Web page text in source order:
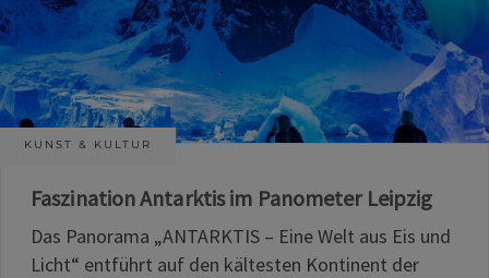
KUNST & KULTUR
Faszination Antarktis im Panometer Leipzig
Das Panorama „ANTARKTIS – Eine Welt aus Eis und
Licht“ entführt auf den kältesten Kontinent der